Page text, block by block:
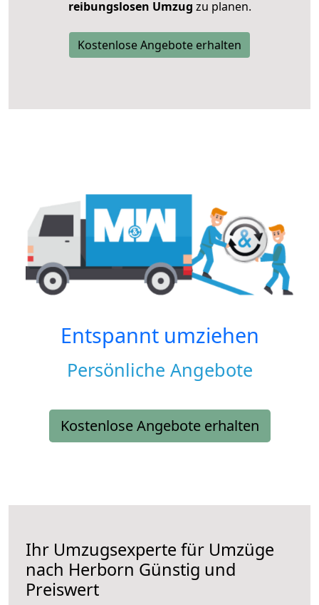
reibungslosen Umzug zu planen.
Kostenlose Angebote erhalten
Entspannt umziehen
Persönliche Angebote
Kostenlose Angebote erhalten
Ihr Umzugsexperte für Umzüge
nach Herborn Günstig und
Preiswert